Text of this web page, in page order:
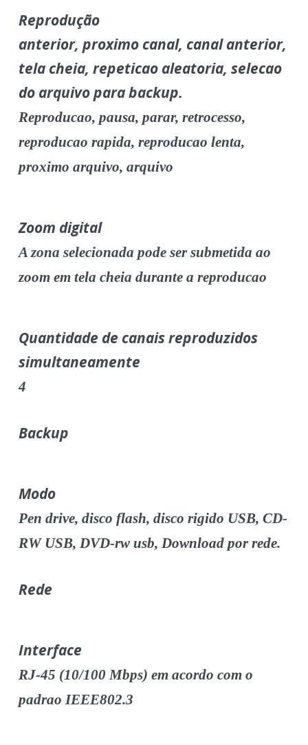
Reprodução
anterior, proximo canal, canal anterior,
tela cheia, repeticao aleatoria, selecao
do arquivo para backup.
Reproducao, pausa, parar, retrocesso,
reproducao rapida, reproducao lenta,
proximo arquivo, arquivo
Zoom digital
A zona selecionada pode ser submetida ao
zoom em tela cheia durante a reproducao
Quantidade de canais reproduzidos
simultaneamente
4
Backup
Modo
Pen drive, disco flash, disco rigido USB, CD-
RW USB, DVD-rw usb, Download por rede.
Rede
Interface
RJ-45 (10/100 Mbps) em acordo com o
padrao IEEE802.3